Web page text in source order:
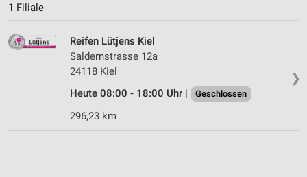
1 Filiale
❯
Reifen Lütjens Kiel
Saldernstrasse 12a
24118 Kiel
Heute 08:00 - 18:00 Uhr |
Geschlossen
296,23 km